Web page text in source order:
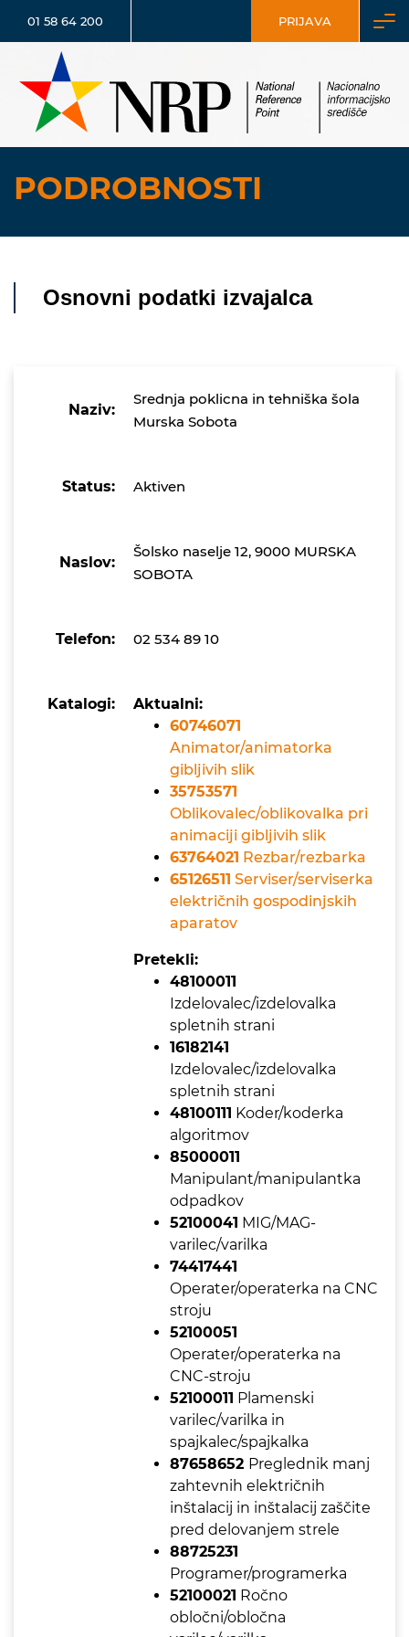
01 58 64 200 PRIJAVA
PODROBNOSTI
Osnovni podatki izvajalca
Naziv:
Srednja poklicna in tehniška šola
Murska Sobota
Status: Aktiven
Naslov:
Šolsko naselje 12, 9000 MURSKA
SOBOTA
Telefon: 02 534 89 10
Katalogi:
Aktualni:
60746071
Animator/animatorka
gibljivih slik
35753571
Oblikovalec/oblikovalka pri
animaciji gibljivih slik
63764021 Rezbar/rezbarka
65126511 Serviser/serviserka
električnih gospodinjskih
aparatov
Pretekli:
48100011
Izdelovalec/izdelovalka
spletnih strani
16182141
Izdelovalec/izdelovalka
spletnih strani
48100111 Koder/koderka
algoritmov
85000011
Manipulant/manipulantka
odpadkov
52100041 MIG/MAG-
varilec/varilka
74417441
Operater/operaterka na CNC
stroju
52100051
Operater/operaterka na
CNC-stroju
52100011 Plamenski
varilec/varilka in
spajkalec/spajkalka
87658652 Preglednik manj
zahtevnih električnih
inštalacij in inštalacij zaščite
pred delovanjem strele
88725231
Programer/programerka
52100021 Ročno
obločni/obločna